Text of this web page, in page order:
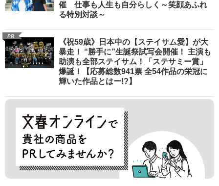
催 仕事も人生も自分らしく～笑顔あふれ
る特別対談～
PR
《祝59歳》日本中の【ステイサム愛】が大
暴走！ “勝手に”生誕祭試写会開催！ 主演も
助演も全部ステイサム！「ステサミー賞」
爆誕！【応募総数941票 全54作品の栄冠に
輝いた作品とはー!?】